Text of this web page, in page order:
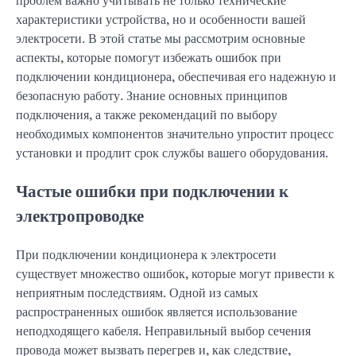
характеристики устройства, но и особенности вашей
электросети. В этой статье мы рассмотрим основные
аспекты, которые помогут избежать ошибок при
подключении кондиционера, обеспечивая его надежную и
безопасную работу. Знание основных принципов
подключения, а также рекомендаций по выбору
необходимых компонентов значительно упростит процесс
установки и продлит срок службы вашего оборудования.
Частые ошибки при подключении к
электропроводке
При подключении кондиционера к электросети
существует множество ошибок, которые могут привести к
неприятным последствиям. Одной из самых
распространенных ошибок является использование
неподходящего кабеля. Неправильный выбор сечения
провода может вызвать перегрев и, как следствие,